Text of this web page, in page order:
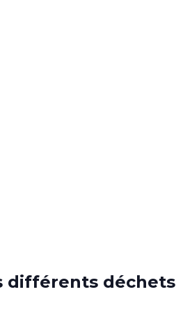
différents déchets